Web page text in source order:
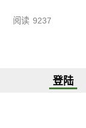
阅读 9237
登陆